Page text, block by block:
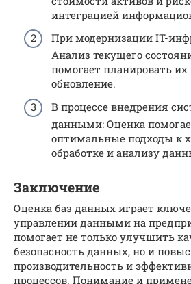
интеграцией
При модернизации IT-
Анализ текущего
помогает планировать
обновление.
В процессе внедрения
данными: Оценка
оптимальные подходы к
обработке и анализу
Заключение
Оценка баз данных играет
управлении данными на
помогает не только улучшить
безопасность данных, но и
производительность и
процессов. Понимание и